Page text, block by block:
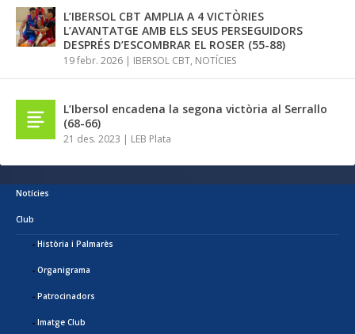
L’IBERSOL CBT AMPLIA A 4 VICTÒRIES
L’AVANTATGE AMB ELS SEUS PERSEGUIDORS
DESPRÉS D’ESCOMBRAR EL ROSER (55-88)
19 febr. 2026 | IBERSOL CBT, NOTÍCIES
L’Ibersol encadena la segona victòria al Serrallo
(68-66)
21 des. 2023 | LEB Plata
Notícies
Club
Història i Palmarès
Organigrama
Patrocinadors
Imatge Club